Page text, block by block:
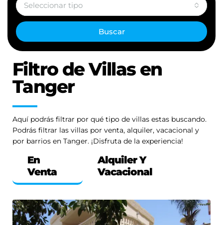
Seleccionar tipo
Buscar
Filtro de Villas en
Tanger
Aquí podrás filtrar por qué tipo de villas estas buscando.
Podrás filtrar las villas por venta, alquiler, vacacional y
por barrios en Tanger. ¡Disfruta de la experiencia!
En
Venta
Alquiler Y
Vacacional